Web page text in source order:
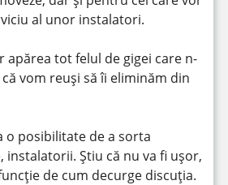
al unor instalatori.
apărea tot felul de gigei care n-
vom reuși să îi eliminăm din
o posibilitate de a sorta
instalatorii. Știu că nu va fi ușor,
de cum decurge discuția.